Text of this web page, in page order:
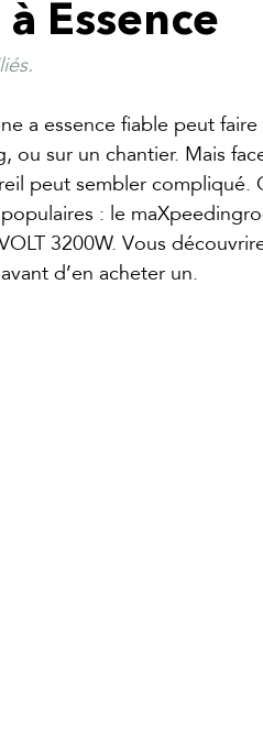
Essence
a essence fiable peut
ou sur un chantier. Mais
peut sembler compliqué.
: le
3200W. Vous
d’en acheter un.